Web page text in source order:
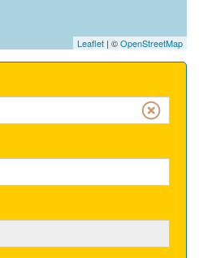
Leaflet | ©OpenStreetMap